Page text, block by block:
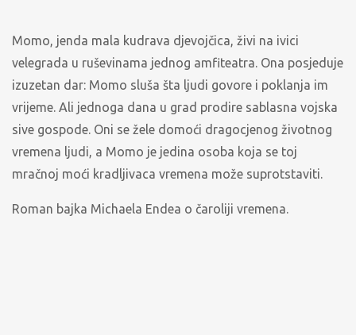
Momo, jenda mala kudrava djevojčica, živi na ivici
velegrada u ruševinama jednog amfiteatra. Ona posjeduje
izuzetan dar: Momo sluša šta ljudi govore i poklanja im
vrijeme. Ali jednoga dana u grad prodire sablasna vojska
sive gospode. Oni se žele domoći dragocjenog životnog
vremena ljudi, a Momo je jedina osoba koja se toj
mračnoj moći kradljivaca vremena može suprotstaviti.
Roman bajka Michaela Endea o čaroliji vremena.